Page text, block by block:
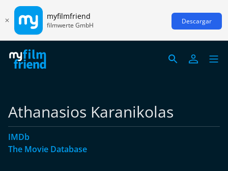
myfilmfriend
filmwerte GmbH Descargar
Athanasios Karanikolas
IMDb
The Movie Database